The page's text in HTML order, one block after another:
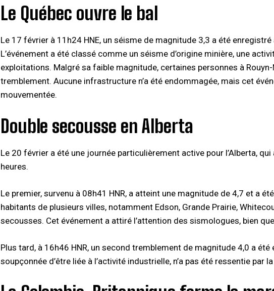
Le Québec ouvre le bal
Le 17 février à 11h24 HNE, un séisme de magnitude 3,3 a été
L’événement a été classé comme un séisme d’origine minière, une
exploitations. Malgré sa faible magnitude, certaines personnes à
tremblement. Aucune infrastructure n’a été endommagée, mais cet
mouvementée.
Double secousse en Alberta
Le 20 février a été une journée particulièrement active pour l’Alberta,
heures.
Le premier, survenu à 08h41 HNR, a atteint une magnitude de 4,7 et a
habitants de plusieurs villes, notamment Edson, Grande Prairie,
secousses. Cet événement a attiré l’attention des sismologues, bien
Plus tard, à 16h46 HNR, un second tremblement de magnitude 4,0 a
soupçonnée d’être liée à l’activité industrielle, n’a pas été ressentie par